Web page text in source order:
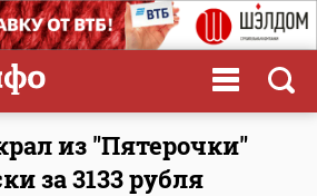
из "Пятерочки"
за 3133 рубля